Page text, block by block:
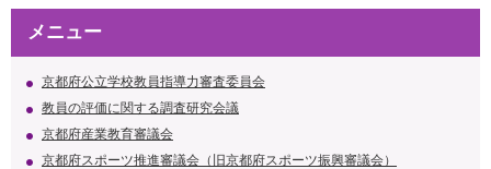
メニュー
京都府公立学校教員指導力審査委員会
教員の評価に関する調査研究会議
京都府産業教育審議会
京都府スポーツ推進審議会（旧京都府スポーツ振興審議会）